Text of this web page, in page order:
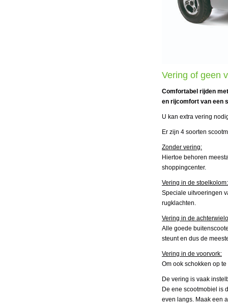
Vering of geen
Comfortabel rijden
en rijcomfort van een
U kan extra vering
Er zijn 4 soorten
Zonder vering:
Hiertoe behoren
shoppingcenter.
Vering in de stoelkolom:
Speciale uitvoeringen
rugklachten.
Vering in de
Alle goede
steunt en dus de
Vering in de voorvork:
Om ook schokken op
De vering is vaak
De ene scootmobiel is
even langs. Maak een